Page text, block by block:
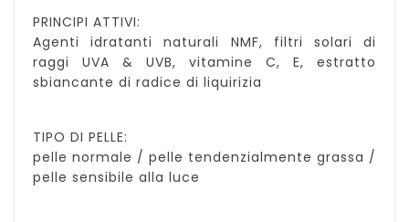
PRINCIPI ATTIVI:
Agenti idratanti naturali NMF, filtri solari di
raggi UVA & UVB, vitamine C, E, estratto
sbiancante di radice di liquirizia
TIPO DI PELLE:
pelle normale / pelle tendenzialmente grassa /
pelle sensibile alla luce